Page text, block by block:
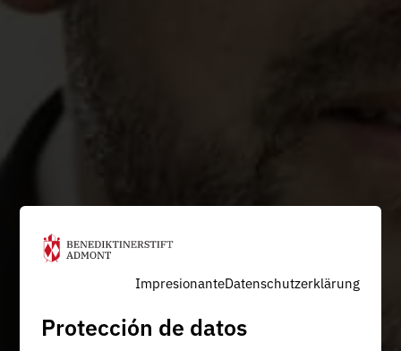
ImpresionanteDatenschutzerklärung
Protección de datos